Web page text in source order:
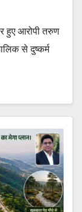
हुए आरोपी तरुण
से दुष्कर्म